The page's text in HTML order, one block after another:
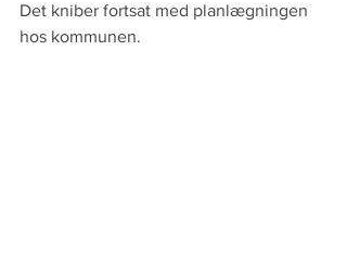
Det kniber fortsat med planlægningen
hos kommunen.